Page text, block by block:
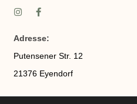
Adresse:
Putensener Str. 12
21376 Eyendorf